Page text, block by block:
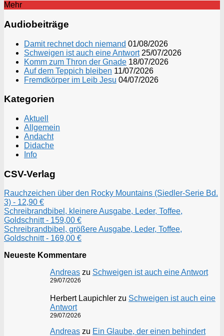
Mehr
Audiobeiträge
Damit rechnet doch niemand 01/08/2026
Schweigen ist auch eine Antwort 25/07/2026
Komm zum Thron der Gnade 18/07/2026
Auf dem Teppich bleiben 11/07/2026
Fremdkörper im Leib Jesu 04/07/2026
Kategorien
Aktuell
Allgemein
Andacht
Didache
Info
CSV-Verlag
Rauchzeichen über den Rocky Mountains (Siedler-Serie Bd.
3) - 12,90 €
Schreibrandbibel, kleinere Ausgabe, Leder, Toffee,
Goldschnitt - 159,00 €
Schreibrandbibel, größere Ausgabe, Leder, Toffee,
Goldschnitt - 169,00 €
Neueste Kommentare
Andreas zu Schweigen ist auch eine Antwort
29/07/2026
Herbert Laupichler zu Schweigen ist auch eine
Antwort
29/07/2026
Andreas zu Ein Glaube, der einen behindert